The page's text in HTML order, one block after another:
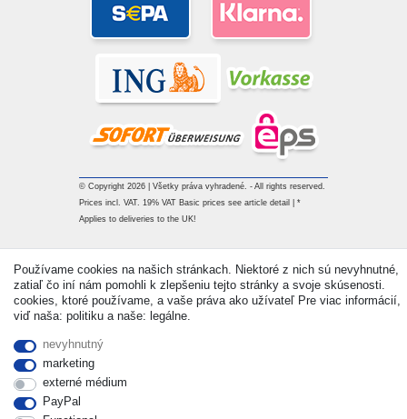
© Copyright 2026 | Všetky práva vyhradené. - All rights reserved.
Prices incl. VAT. 19% VAT Basic prices see article detail | *
Applies to deliveries to the UK!
Používame cookies na našich stránkach. Niektoré z nich sú nevyhnutné,
zatiaľ čo iní nám pomohli k zlepšeniu tejto stránky a svoje skúsenosti.
cookies, ktoré používame, a vaše práva ako užívateľ Pre viac informácií,
viď naša: politiku a naše: legálne.
nevyhnutný
marketing
externé médium
PayPal
Withdraw from contract here Kontakt